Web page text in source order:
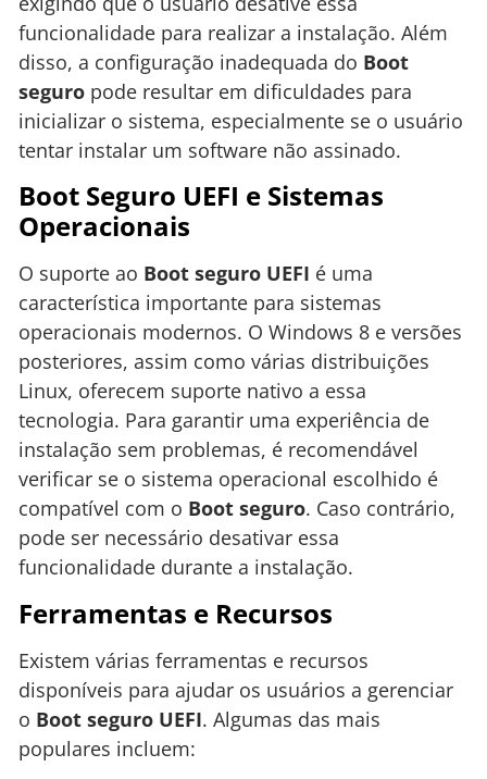
funcionalidade para realizar a instalação. Além
disso, a configuração inadequada do Boot
seguro pode resultar em dificuldades para
inicializar o sistema, especialmente se o usuário
tentar instalar um software não assinado.
Boot Seguro UEFI e Sistemas
Operacionais
O suporte ao Boot seguro UEFI é uma
característica importante para sistemas
operacionais modernos. O Windows 8 e versões
posteriores, assim como várias distribuições
Linux, oferecem suporte nativo a essa
tecnologia. Para garantir uma experiência de
instalação sem problemas, é recomendável
verificar se o sistema operacional escolhido é
compatível com o Boot seguro. Caso contrário,
pode ser necessário desativar essa
funcionalidade durante a instalação.
Ferramentas e Recursos
Existem várias ferramentas e recursos
disponíveis para ajudar os usuários a gerenciar
o Boot seguro UEFI. Algumas das mais
populares incluem: